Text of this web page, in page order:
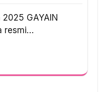
GAYAIN
resmi…